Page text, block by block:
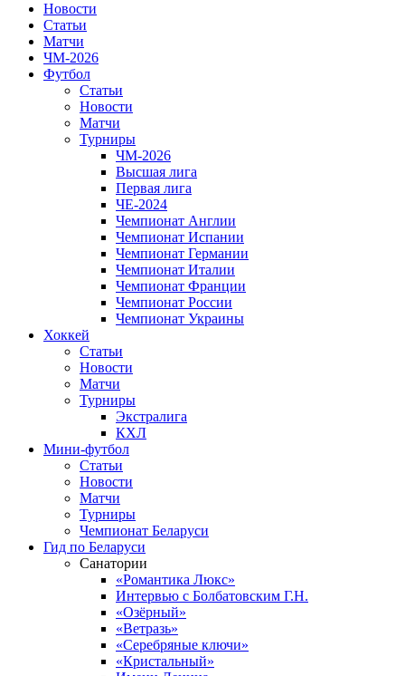
Новости
Статьи
Матчи
ЧМ-2026
Футбол
Статьи
Новости
Матчи
Турниры
ЧМ-2026
Высшая лига
Первая лига
ЧЕ-2024
Чемпионат Англии
Чемпионат Испании
Чемпионат Германии
Чемпионат Италии
Чемпионат Франции
Чемпионат России
Чемпионат Украины
Хоккей
Статьи
Новости
Матчи
Турниры
Экстралига
КХЛ
Мини-футбол
Статьи
Новости
Матчи
Турниры
Чемпионат Беларуси
Гид по Беларуси
Санатории
«Романтика Люкс»
Интервью с Болбатовским Г.Н.
«Озёрный»
«Ветразь»
«Серебряные ключи»
«Кристальный»